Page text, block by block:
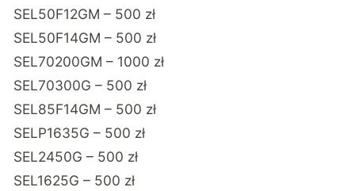
SEL50F12GM – 500 zł
SEL50F14GM – 500 zł
SEL70200GM – 1000 zł
SEL70300G – 500 zł
SEL85F14GM – 500 zł
SELP1635G – 500 zł
SEL2450G – 500 zł
SEL1625G – 500 zł